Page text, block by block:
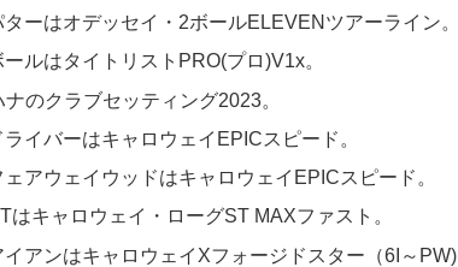
ターはオデッセイ・2ボールELEVENツアーライン。
ールはタイトリストPRO(プロ)V1x。
ナのクラブセッティング2023。
ライバーはキャロウェイEPICスピード。
ェアウェイウッドはキャロウェイEPICスピード。
はキャロウェイ・ローグST MAXファスト。
イアンはキャロウェイXフォージドスター（6I～PW)